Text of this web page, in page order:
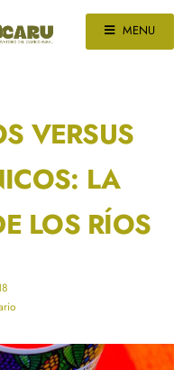
MENU
VERSUS
LA
LOS RÍOS